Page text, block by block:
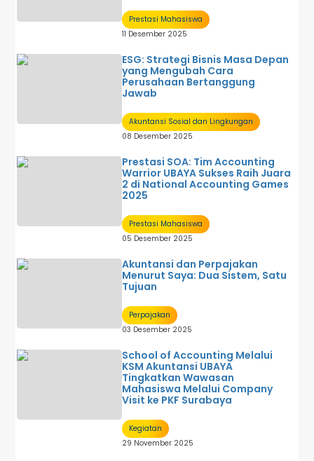
Prestasi Mahasiswa
11 Desember 2025
ESG: Strategi Bisnis Masa Depan
yang Mengubah Cara
Perusahaan Bertanggung
Jawab
Akuntansi Sosial dan Lingkungan
08 Desember 2025
Prestasi SOA: Tim Accounting
Warrior UBAYA Sukses Raih Juara
2 di National Accounting Games
2025
Prestasi Mahasiswa
05 Desember 2025
Akuntansi dan Perpajakan
Menurut Saya: Dua Sistem, Satu
Tujuan
Perpajakan
03 Desember 2025
School of Accounting Melalui
KSM Akuntansi UBAYA
Tingkatkan Wawasan
Mahasiswa Melalui Company
Visit ke PKF Surabaya
Kegiatan
29 November 2025